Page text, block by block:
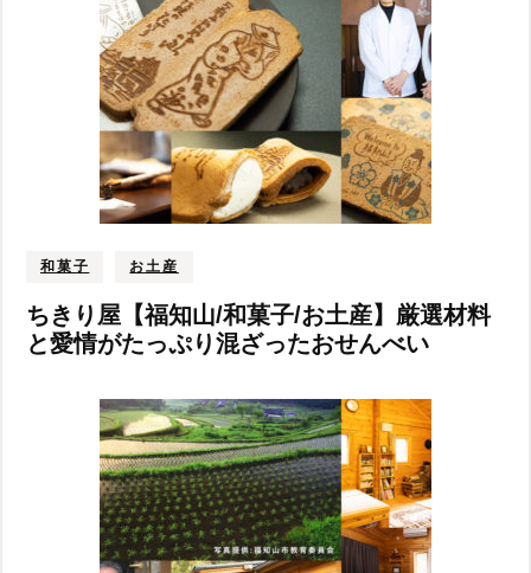
和菓子 お土産
ちきり屋【福知山/和菓子/お土産】厳選材料
と愛情がたっぷり混ざったおせんべい